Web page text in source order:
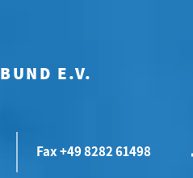
E.V.
Fax +49 8282 61498